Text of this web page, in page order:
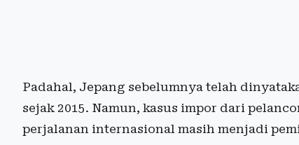
Padahal, Jepang sebelumnya telah
sejak 2015. Namun, kasus impor dari
perjalanan internasional masih menjadi